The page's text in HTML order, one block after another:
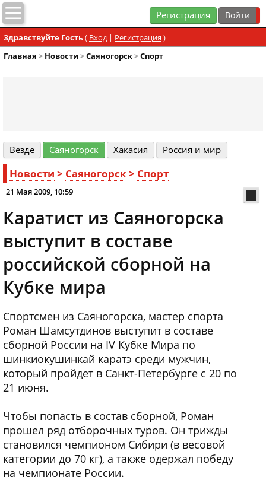
Регистрация
Здравствуйте Гость( Вход| Регистрация )
Главная > Новости>Cаяногорск>Спорт
Везде Cаяногорск Хакасия Россия и мир
Новости > Cаяногорск> Спорт
21 Мая 2009, 10:59
Каратист из Саяногорска
выступит в составе
российской сборной на
Кубке мира
Спортсмен из Саяногорска, мастер спорта
Роман Шамсутдинов выступит в составе
сборной России на IV Кубке Мира по
шинкиокушинкай каратэ среди мужчин,
который пройдет в Санкт-Петербурге с 20 по
21 июня.
Чтобы попасть в состав сборной, Роман
прошел ряд отборочных туров. Он трижды
становился чемпионом Сибири (в весовой
категории до 70 кг), а также одержал победу
на чемпионате России.